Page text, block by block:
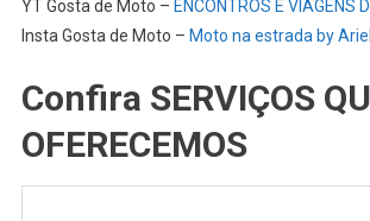
YT Gosta de Moto – ENCONTROS E VIAGENS
Insta Gosta de Moto – Moto na estrada by Ariel
Confira SERVIÇOS
OFERECEMOS